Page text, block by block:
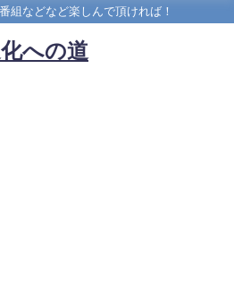
組などなど楽しんで頂ければ！
への道